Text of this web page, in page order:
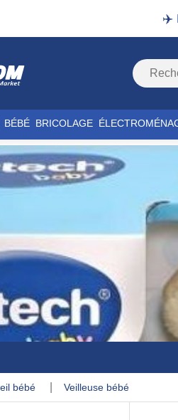
✈️
BÉBÉ BRICOLAGE
bébé veilleuse bébé